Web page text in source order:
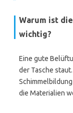
Warum ist
wichtig?
Eine gute
der Tasche
die Materialien